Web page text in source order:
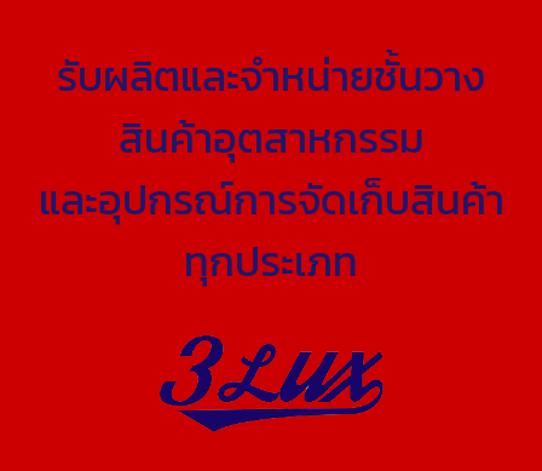
รับผลิตและจำหน่ายชั้นวาง
สินค้าอุตสาหกรรม
และอุปกรณ์การจัดเก็บสินค้า
ทุกประเภท